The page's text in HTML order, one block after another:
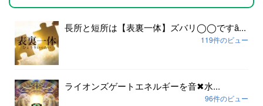
長所と短所は【表裏一体】ズバリ◯◯ですȃ...
119件のビュー
ライオンズゲートエネルギーを音✖︎水...
96件のビュー